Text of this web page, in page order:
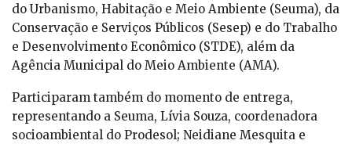
do Urbanismo, Habitação e Meio Ambiente (Seuma), da
Conservação e Serviços Públicos (Sesep) e do Trabalho
e Desenvolvimento Econômico (STDE), além da
Agência Municipal do Meio Ambiente (AMA).
Participaram também do momento de entrega,
representando a Seuma, Lívia Souza, coordenadora
socioambiental do Prodesol; Neidiane Mesquita e